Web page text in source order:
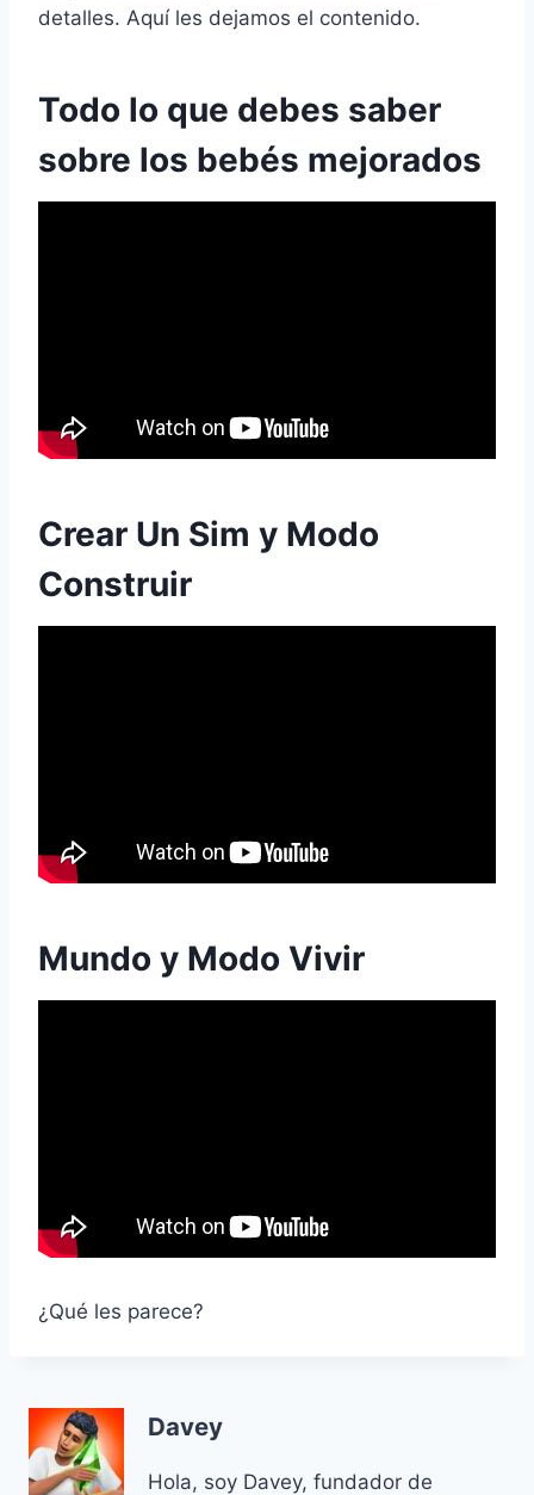
detalles. Aquí les dejamos el contenido.
Todo lo que debes saber
sobre los bebés mejorados
Crear Un Sim y Modo
Construir
Mundo y Modo Vivir
¿Qué les parece?
Davey
Hola, soy Davey, fundador de